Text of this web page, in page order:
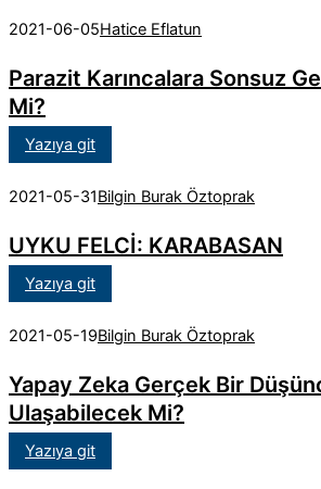
2021-06-05Hatice Eflatun
Parazit Karıncalara Sonsuz
Mi?
Yazıya git
2021-05-31Bilgin Burak Öztoprak
UYKU FELCİ: KARABASAN
Yazıya git
2021-05-19Bilgin Burak Öztoprak
Yapay Zeka Gerçek Bir
Ulaşabilecek Mi?
Yazıya git